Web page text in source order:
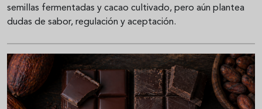
semillas fermentadas y cacao cultivado, pero aún plantea
dudas de sabor, regulación y aceptación.